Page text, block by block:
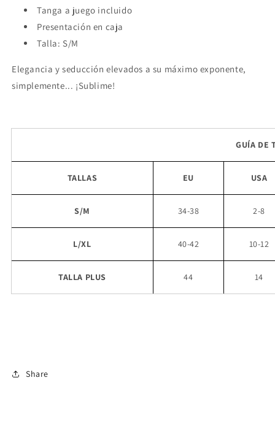
Tanga a juego incluido
Presentación en caja
Talla: S/M
Elegancia y seducción elevados a su máximo exponente,
simplemente... ¡Sublime!
GUÍA DE
TALLAS EU USA
S/M 34-38 2-8
L/XL 40-42 10-12
TALLA PLUS 44 14
Share